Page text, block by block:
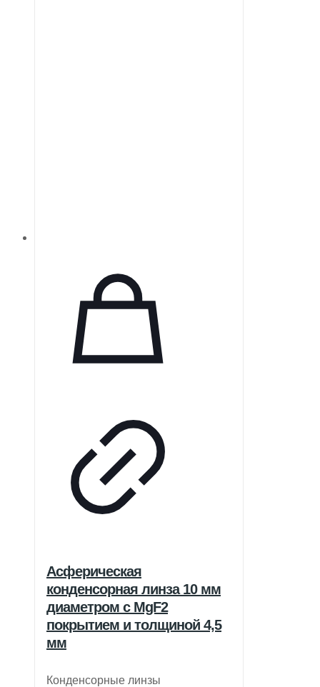
Асферическая
конденсорная линза 10 мм
диаметром с MgF2
покрытием и толщиной 4,5
мм
Конденсорные линзы